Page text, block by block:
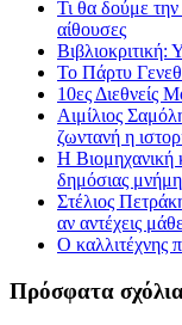
Τι θα δούμε
αίθουσες
Το Πάρτυ
10ες Διεθνείς
Αιμίλιος
ζωντανή η
Η Βιομηχανική
δημόσιας
Στέλιος
αν αντέχεις
Ο καλλιτέχνης
Πρόσφατα